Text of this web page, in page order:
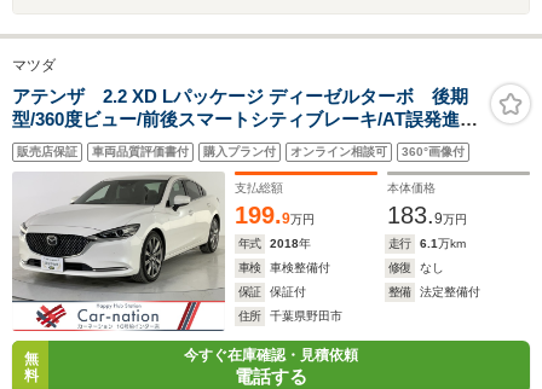
マツダ
アテンザ 2.2 XD Lパッケージ ディーゼルターボ 後期
型/360度ビュー/前後スマートシティブレーキ/AT誤発進抑
制制御/全車速追従レーダークルコン/LKA/車線逸脱警
報/BSM/前後障害物センサー/茶本革/シートヒーター/Pシ
ート/BOSE/マツコネナビ/フルセグ/Bluetooth/ETC
販売店保証 車両品質評価書付 購入プラン付 オンライン相談可 360°画像付
支払総額
199.9万円
本体価格
183.9万円
年式
2018年 走行 6.1万km
車検
車検整備付 修復
なし
保証
保証付 整備
法定整備付
住所
千葉県野田市
無
料
今すぐ在庫確認・見積依頼
電話する